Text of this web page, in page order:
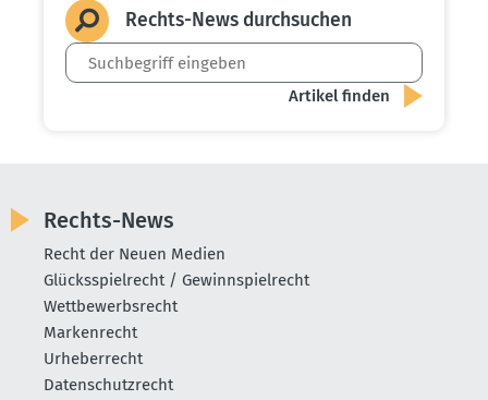
Rechts-News durch­suchen
Rechts-News
Recht der Neuen Medien
Glücksspielrecht / Gewinnspielrecht
Wettbewerbsrecht
Markenrecht
Urheberrecht
Datenschutzrecht